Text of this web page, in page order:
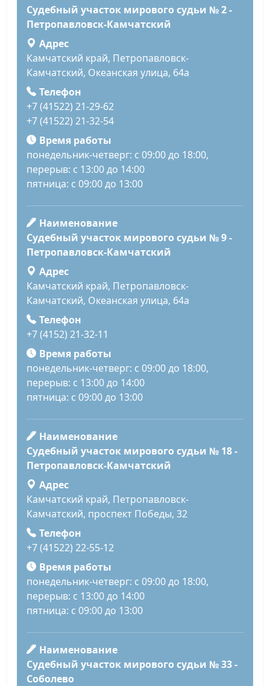
Судебный участок мирового судьи № 2 -
Петропавловск-Камчатский
Адрес
Камчатский край, Петропавловск-
Камчатский, Океанская улица, 64а
Телефон
+7 (41522) 21-29-62
+7 (41522) 21-32-54
Время работы
понедельник-четверг: с 09:00 до 18:00,
перерыв: с 13:00 до 14:00
пятница: с 09:00 до 13:00
Наименование
Судебный участок мирового судьи № 9 -
Петропавловск-Камчатский
Адрес
Камчатский край, Петропавловск-
Камчатский, Океанская улица, 64а
Телефон
+7 (4152) 21-32-11
Время работы
понедельник-четверг: с 09:00 до 18:00,
перерыв: с 13:00 до 14:00
пятница: с 09:00 до 13:00
Наименование
Судебный участок мирового судьи № 18 -
Петропавловск-Камчатский
Адрес
Камчатский край, Петропавловск-
Камчатский, проспект Победы, 32
Телефон
+7 (41522) 22-55-12
Время работы
понедельник-четверг: с 09:00 до 18:00,
перерыв: с 13:00 до 14:00
пятница: с 09:00 до 13:00
Наименование
Судебный участок мирового судьи № 33 -
Соболево